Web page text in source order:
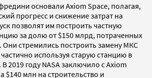
основали Axiom Space, полагая,
прогресс и снижение затрат на
позволят им построить частную
за долю от $150 млрд, потраченных
Они стремились построить замену МКС
используя старую станцию в
2019 году NASA заключило с Axiom
$140 млн на строительство и